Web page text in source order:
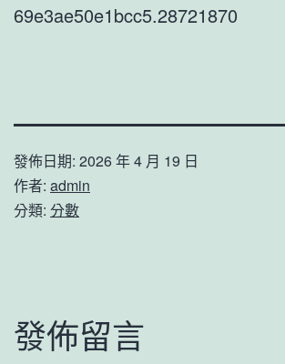
69e3ae50e1bcc5.28721870
發佈日期: 2026 年 4 月 19 日
作者: admin
分類: 分數
發佈留言